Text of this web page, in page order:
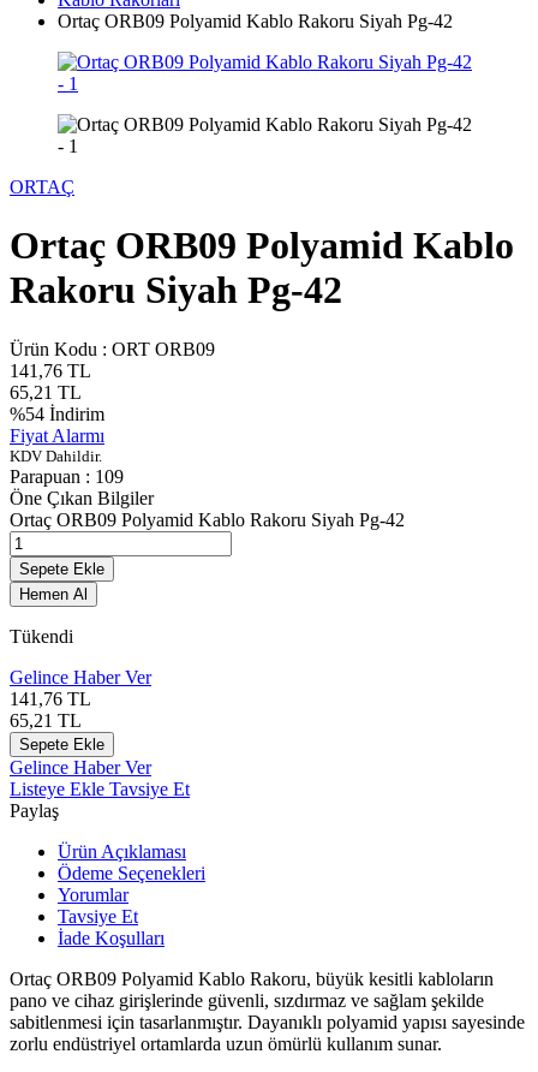
Ortaç ORB09 Polyamid Kablo Rakoru Siyah Pg-42
ORTAÇ
Ortaç ORB09 Polyamid Kablo
Rakoru Siyah Pg-42
Ürün Kodu : ORT ORB09
141,76 TL
65,21 TL
%54 İndirim
Fiyat Alarmı
KDV Dahildir.
Parapuan : 109
Öne Çıkan Bilgiler
Ortaç ORB09 Polyamid Kablo Rakoru Siyah Pg-42
Sepete Ekle
Hemen Al
Tükendi
Gelince Haber Ver
141,76 TL
65,21 TL
Sepete Ekle
Gelince Haber Ver
Listeye Ekle Tavsiye Et
Paylaş
Ürün Açıklaması
Ödeme Seçenekleri
Yorumlar
Tavsiye Et
İade Koşulları
Ortaç ORB09 Polyamid Kablo Rakoru, büyük kesitli kabloların
pano ve cihaz girişlerinde güvenli, sızdırmaz ve sağlam şekilde
sabitlenmesi için tasarlanmıştır. Dayanıklı polyamid yapısı sayesinde
zorlu endüstriyel ortamlarda uzun ömürlü kullanım sunar.